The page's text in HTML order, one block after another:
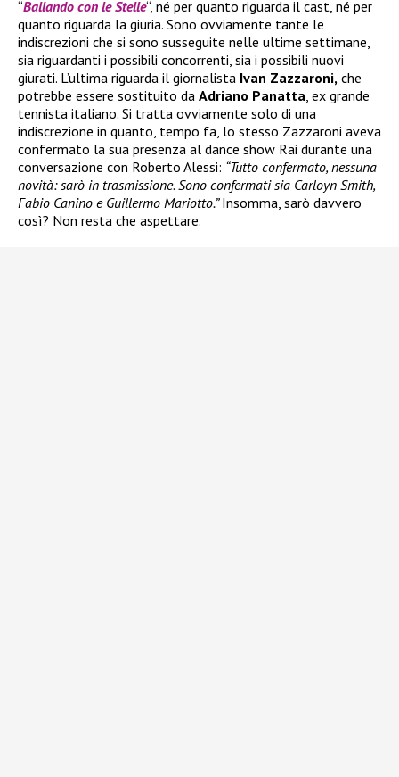
“Ballando con le Stelle“, né per quanto riguarda il cast, né per
quanto riguarda la giuria. Sono ovviamente tante le
indiscrezioni che si sono susseguite nelle ultime settimane,
sia riguardanti i possibili concorrenti, sia i possibili nuovi
giurati. L’ultima riguarda il giornalista Ivan Zazzaroni, che
potrebbe essere sostituito da Adriano Panatta, ex grande
tennista italiano. Si tratta ovviamente solo di una
indiscrezione in quanto, tempo fa, lo stesso Zazzaroni aveva
confermato la sua presenza al dance show Rai durante una
conversazione con Roberto Alessi: “Tutto confermato, nessuna
novità: sarò in trasmissione. Sono confermati sia Carloyn Smith,
Fabio Canino e Guillermo Mariotto.”Insomma, sarò davvero
così? Non resta che aspettare.